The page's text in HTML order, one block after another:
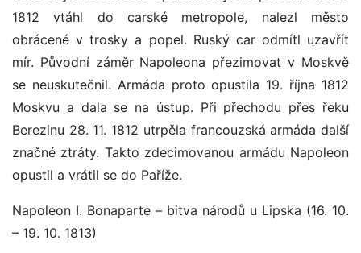
1812 vtáhl do carské metropole, nalezl město
obrácené v trosky a popel. Ruský car odmítl uzavřít
mír. Původní záměr Napoleona přezimovat v Moskvě
se neuskutečnil. Armáda proto opustila 19. října 1812
Moskvu a dala se na ústup. Při přechodu přes řeku
Berezinu 28. 11. 1812 utrpěla francouzská armáda další
značné ztráty. Takto zdecimovanou armádu Napoleon
opustil a vrátil se do Paříže.
Napoleon I. Bonaparte – bitva národů u Lipska (16. 10.
– 19. 10. 1813)